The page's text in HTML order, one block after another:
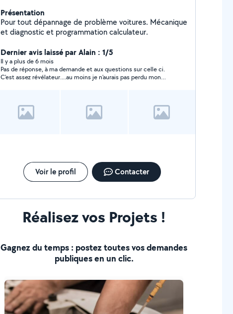
Présentation
Pour tout dépannage de problème voitures. Mécanique
et diagnostic et programmation calculateur.
Dernier avis laissé par Alain : 1/5
Il y a plus de 6 mois
Pas de réponse, à ma demande et aux questions sur celle ci.
C'est assez révélateur....au moins je n'aurais pas perdu mon
Voir le profil Contacter
Réalisez vos Projets !
Gagnez du temps : postez toutes vos demandes
publiques en un clic.